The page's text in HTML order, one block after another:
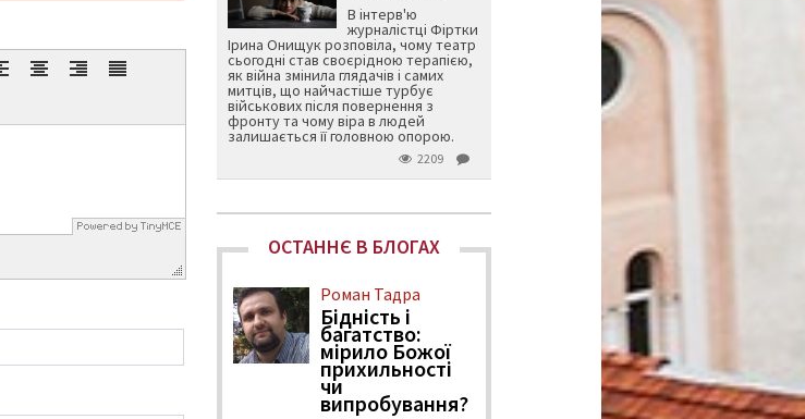
В інтерв'ю
журналістці Фіртки
Ірина Онищук розповіла, чому театр
сьогодні став своєрідною терапією,
як війна змінила глядачів і самих
митців, що найчастіше турбує
військових після повернення з
фронту та чому віра в людей
залишається її головною опорою.
2209
ОСТАННЄ В БЛОГАХ
Роман Тадра
Бідність і
багатство:
мірило Божої
прихильності
чи
випробування?